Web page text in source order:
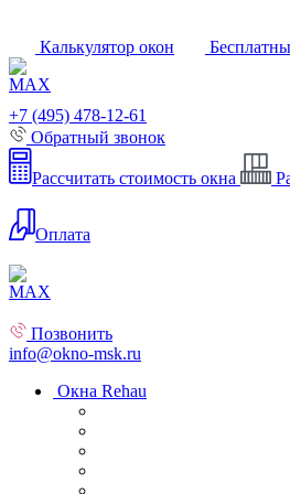
Калькулятор окон
+7 (495) 478-12-61
Обратный звонок
Рассчитать стоимость окна
Оплата
Позвонить
info@okno-msk.ru
Окна Rehau